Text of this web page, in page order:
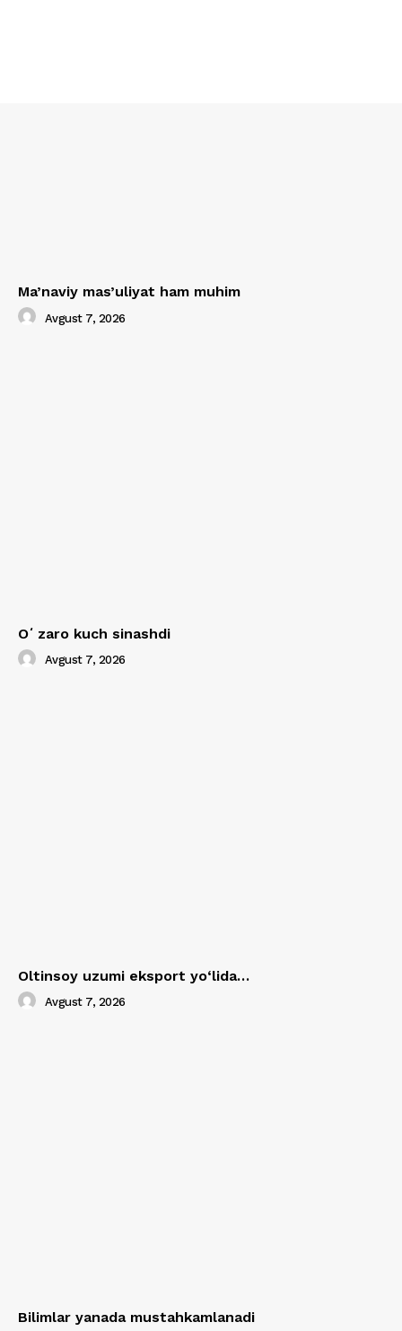
Ma’naviy mas’uliyat ham muhim
Avgust 7, 2026
Oʻzaro kuch sinashdi
Avgust 7, 2026
Oltinsoy uzumi eksport yo‘lida…
Avgust 7, 2026
Bilimlar yanada mustahkamlanadi